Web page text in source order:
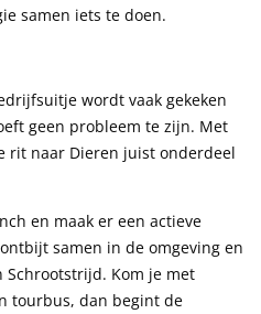
samen iets te doen.
wordt vaak gekeken
geen probleem te zijn. Met
rit naar Dieren juist onderdeel
en maak er een actieve
samen in de omgeving en
Kom je met
tourbus, dan begint de